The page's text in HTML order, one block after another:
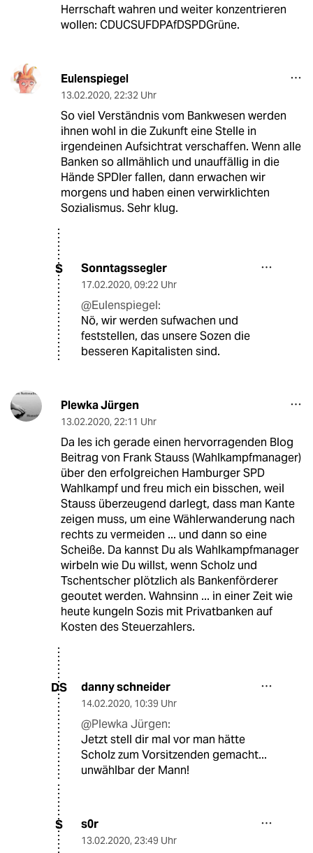
Herrschaft wahren und weiter konzentrieren
wollen: CDUCSUFDPAfDSPDGrüne.
Eulenspiegel
13.02.2020, 22:32 Uhr
So viel Verständnis vom Bankwesen werden
ihnen wohl in die Zukunft eine Stelle in
irgendeinen Aufsichtrat verschaffen. Wenn alle
Banken so allmählich und unauffällig in die
Hände SPDler fallen, dann erwachen wir
morgens und haben einen verwirklichten
Sozialismus. Sehr klug.
S Sonntagssegler
17.02.2020, 09:22 Uhr
@Eulenspiegel:
Nö, wir werden sufwachen und
feststellen, das unsere Sozen die
besseren Kapitalisten sind.
Plewka Jürgen
13.02.2020, 22:11 Uhr
Da les ich gerade einen hervorragenden Blog
Beitrag von Frank Stauss (Wahlkampfmanager)
über den erfolgreichen Hamburger SPD
Wahlkampf und freu mich ein bisschen, weil
Stauss überzeugend darlegt, dass man Kante
zeigen muss, um eine Wählerwanderung nach
rechts zu vermeiden ... und dann so eine
Scheiße. Da kannst Du als Wahlkampfmanager
wirbeln wie Du willst, wenn Scholz und
Tschentscher plötzlich als Bankenförderer
geoutet werden. Wahnsinn ... in einer Zeit wie
heute kungeln Sozis mit Privatbanken auf
Kosten des Steuerzahlers.
DS danny schneider
14.02.2020, 10:39 Uhr
@Plewka Jürgen:
Jetzt stell dir mal vor man hätte
Scholz zum Vorsitzenden gemacht...
unwählbar der Mann!
S s0r
13.02.2020, 23:49 Uhr